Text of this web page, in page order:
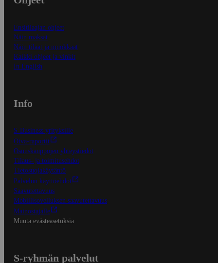
Ensitilaajan ohjeet
Näin maksat
Näin tilaat ja muokkaat
Kaikki ohjeet ja vinkit
In English
Info
S-Business yrityksille
Oiva-raportit
Osuuskauppojen yhteystiedot
Tilaus- ja toimitusehdot
Tietosuojakäytäntö
Palvelun käyttöehdot
Saavutettavuus
Mobiilisovelluksen saavutettavuus
Mainostajalle
Muuta evästeasetuksia
S-ryhmän palvelut